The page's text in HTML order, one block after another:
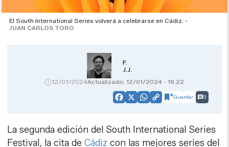
El South International Series volverá a celebrarse en Cádiz. -
JUAN CARLOS TORO
F.
J.J.
12/01/2024Actualizado: 12/01/2024 - 16:22
Facebook
X WhatsApp
CopyGuardar 0
La segunda edición del South International Series
Festival, la cita deCádiz con las mejores series del